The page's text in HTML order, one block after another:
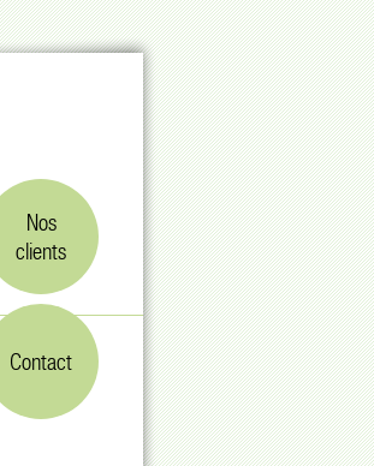
Nos
clients
Contact